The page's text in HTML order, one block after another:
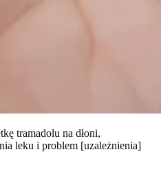
tramadolu na dłoni,
leku i problem [uzależnienia]